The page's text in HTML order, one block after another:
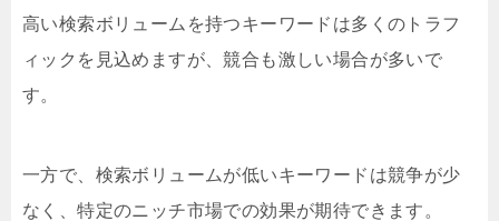
高い検索ボリュームを持つキーワードは多くのトラフ
ィックを見込めますが、競合も激しい場合が多いで
す。
一方で、検索ボリュームが低いキーワードは競争が少
なく、特定のニッチ市場での効果が期待できます。